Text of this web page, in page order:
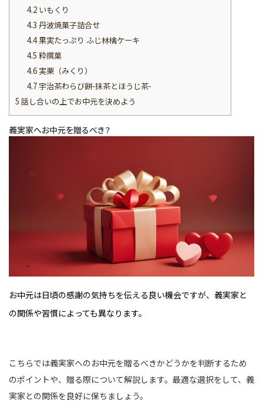
4.2いもくり
4.3 丹波焼菓子詰合せ
4.4果実たっぷり ふじ林檎ケーキ
4.5 粋撰菓
4.6実栗（みくり）
4.7宇治茶わらび餅-抹茶とほうじ茶-
5 話し合いの上でお中元を決めよう
義実家へお中元を贈るべき？
お中元は日頃の感謝の気持ちを伝える良い機会ですが、義実家と
の関係や習慣によっても異なります。
こちらでは義実家へのお中元を贈るべきかどうかを判断するため
のポイントや、贈る際について解説します。最適な選択をして、義
実家との関係を良好に保ちましょう。